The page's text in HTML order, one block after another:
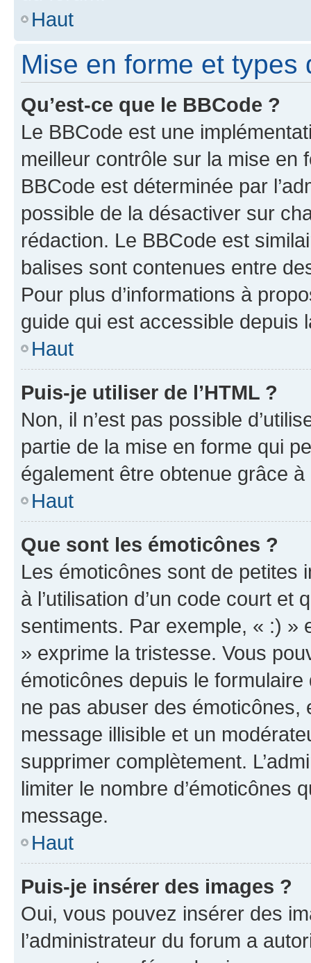
Haut
Mise en forme et types
Qu’est-ce que le BBCode ?
Le BBCode est une
meilleur contrôle sur la mise en
BBCode est déterminée par
possible de la désactiver sur
rédaction. Le BBCode est
balises sont contenues entre
Pour plus d’informations à
guide qui est accessible depuis
Haut
Puis-je utiliser de l’HTML ?
Non, il n’est pas possible
partie de la mise en forme qui
également être obtenue grâce à
Haut
Que sont les émoticônes ?
Les émoticônes sont de petites
à l’utilisation d’un code court et
sentiments. Par exemple, « :) »
» exprime la tristesse. Vous
émoticônes depuis le
ne pas abuser des
message illisible et un
supprimer complètement.
limiter le nombre d’émoticônes
message.
Haut
Puis-je insérer des images ?
Oui, vous pouvez insérer des
l’administrateur du forum a